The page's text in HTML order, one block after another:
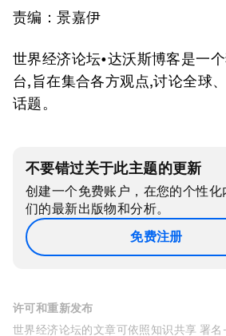
责编：景嘉伊
世界经济论坛•达沃斯博客是一
台,旨在集合各方观点,讨论全球
话题。
不要错过关于此主题的更新
创建一个免费账户，在您的个性
们的最新出版物和分析。
免费注册
许可和重新发布
世界经济论坛的文章可依照知识共享 署